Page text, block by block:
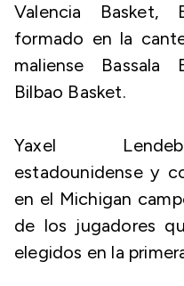
Valencia Basket,
formado en la
maliense Bassala
Bilbao Basket.
Yaxel
estadounidense y
en el Michigan
de los jugadores
elegidos en la